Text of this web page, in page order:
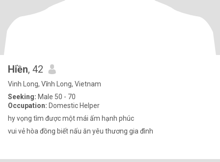
Hiền, 42
Vinh Long, Vĩnh Long, Vietnam
Seeking: Male 50 - 70
Occupation: Domestic Helper
hy vọng tìm được một mái ấm hạnh phúc
vui vẻ hòa đồng biết nấu ăn yêu thương gia đình